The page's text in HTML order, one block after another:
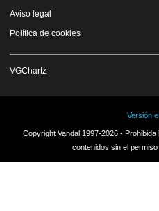
Aviso legal
Política de cookies
VGChartz
Versión
Copyright Vandal 1997-2026 -
contenidos sin el